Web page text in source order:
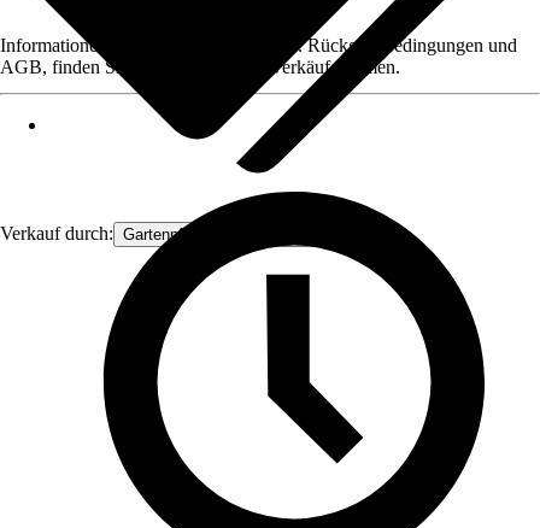
Verkauf durch: Gartenpflanzen Ammerland
Informationen des Verkäufers, wie z. B. Rückgabebedingungen und
AGB, finden Sie bei Klick auf den Verkäufernamen.